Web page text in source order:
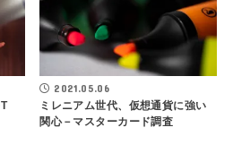
2021.05.06
ミレニアム世代、仮想通貨に強い
関心－マスターカード調査